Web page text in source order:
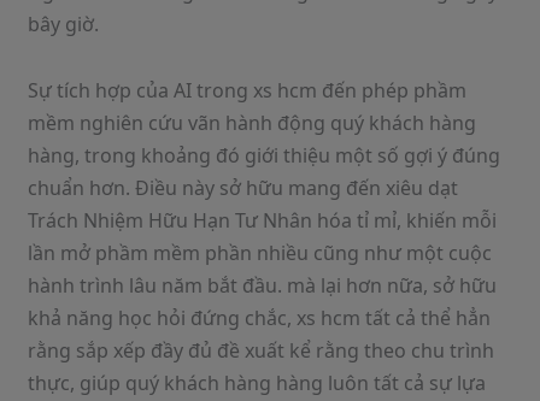
bây giờ.
Sự tích hợp của AI trong xs hcm đến phép phầm
mềm nghiên cứu vãn hành động quý khách hàng
hàng, trong khoảng đó giới thiệu một số gợi ý đúng
chuẩn hơn. Điều này sở hữu mang đến xiêu dạt
Trách Nhiệm Hữu Hạn Tư Nhân hóa tỉ mỉ, khiến mỗi
lần mở phầm mềm phần nhiều cũng như một cuộc
hành trình lâu năm bắt đầu. mà lại hơn nữa, sở hữu
khả năng học hỏi đứng chắc, xs hcm tất cả thể hẳn
rằng sắp xếp đầy đủ đề xuất kể rằng theo chu trình
thực, giúp quý khách hàng hàng luôn tất cả sự lựa